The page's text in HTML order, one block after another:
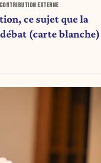
EXTERNE
ce sujet que la
(carte blanche)